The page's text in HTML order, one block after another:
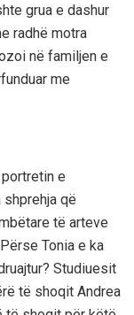
grua e dashur
radhë motra
në familjen e
me
e
shprehja që
të arteve
Tonia e ka
Studiuesit
të shoqit Andrea